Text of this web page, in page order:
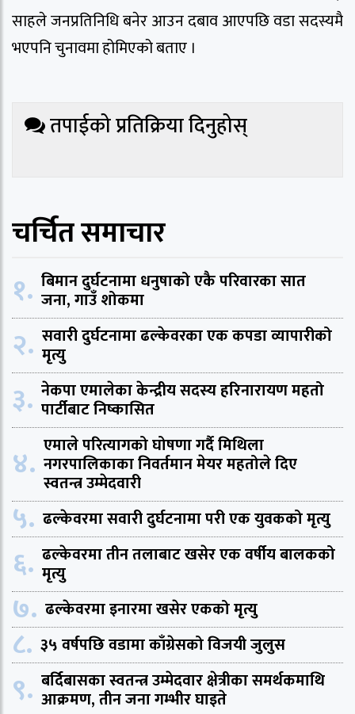
साहले जनप्रतिनिधि बनेर आउन दबाव आएपछि वडा सदस्यमै
भएपनि चुनावमा होमिएको बताए ।
तपाईको प्रतिक्रिया दिनुहोस्
चर्चित समाचार
१. बिमान दुर्घटनामा धनुषाको एकै परिवारका सात
जना, गाउँ शोकमा
२. सवारी दुर्घटनामा ढल्केवरका एक कपडा व्यापारीको
मृत्यु
३. नेकपा एमालेका केन्द्रीय सदस्य हरिनारायण महतो
पार्टीबाट निष्कासित
४. एमाले परित्यागको घोषणा गर्दै मिथिला
नगरपालिकाका निवर्तमान मेयर महतोले दिए
स्वतन्त्र उम्मेदवारी
५. ढल्केवरमा सवारी दुर्घटनामा परी एक युवकको मृत्यु
६. ढल्केवरमा तीन तलाबाट खसेर एक वर्षीय बालकको
मृत्यु
७. ढल्केवरमा इनारमा खसेर एकको मृत्यु
८. ३५ वर्षपछि वडामा काँग्रेसको विजयी जुलुस
९. बर्दिबासका स्वतन्त्र उम्मेदवार क्षेत्रीका समर्थकमाथि
आक्रमण, तीन जना गम्भीर घाइते